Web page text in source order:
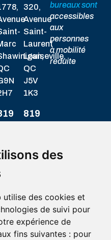
des
utilise des cookies et
de suivi pour
expérience de
fins suivantes : pour
320,
Avenue
Saint-
Laurent
Louiseville,
QC
J5V
1K3
819
Itinéraire
bureaux sont
accessibles
aux
personnes
à mobilité
réduite
des
Québec